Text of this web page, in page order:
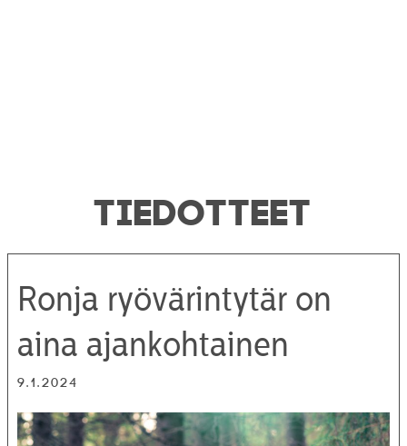
TIEDOTTEET
Ronja ryövärintytär on
aina ajankohtainen
9.1.2024